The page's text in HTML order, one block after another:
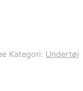
Kategori: Undertøj